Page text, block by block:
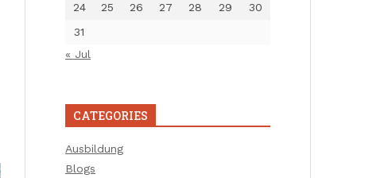
24
25 26 27 28 29
30
31
« Jul
CATEGORIES
Ausbildung
Blogs